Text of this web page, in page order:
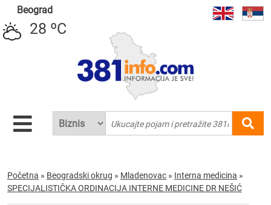
Beograd
28 ºC
Početna » Beogradski okrug » Mladenovac » Interna medicina »
SPECIJALISTIČKA ORDINACIJA INTERNE MEDICINE DR NEŠIĆ